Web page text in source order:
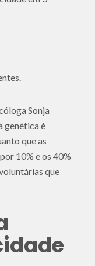
Sonja
genética é
que as
10% e os 40%
que